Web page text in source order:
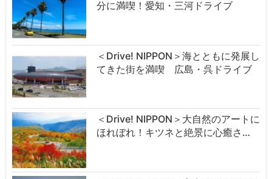
分に満喫！愛知・三河ドライブ
＜Drive! NIPPON＞海とともに発展し
てきた街を満喫 広島・呉ドライブ
＜Drive! NIPPON＞大自然のアートに
ほれぼれ！キツネと絶景に心癒さ…